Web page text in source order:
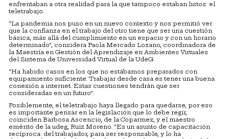
enfrentaban a otra realidad para la que tampoco estaban listos: el
teletrabajo.
“La pandemia nos puso en un nuevo contexto y nos permitió ver
que la confianza en el trabajo del otro tiene que ser una cuestión
básica, más allá del cumplimiento en un espacio y con un horario
determinado”, considera Paola Mercado Lozano, coordinadora de
la Maestría en Gestión del Aprendizaje en Ambientes Virtuales
del Sistema de Universidad Virtual de la UdeG.
“Ha habido casos en los que no estábamos preparados con
equipamiento suficiente. Trabajar desde casa es tener una buena
conexión a internet. Estas cuestiones tendrán que ser
consideradas en un futuro”.
Posiblemente, el teletrabajo haya llegado para quedarse, por eso
es importante pensar en la legislación que lo debe regir,
coinciden Barbosa Ascencio, de la Coparmex, y el maestro
emérito de la udeg, Ruiz Moreno. “Es un asunto de capacitación
recíproca: del trabajador, para ser responsable, y lo ha